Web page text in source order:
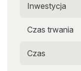
Inwestycja
Czas trwania
Czas